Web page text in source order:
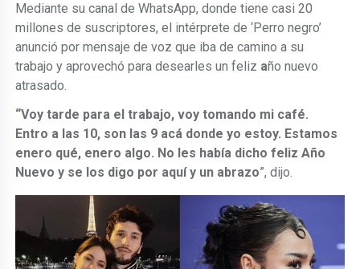
Mediante su canal de WhatsApp, donde tiene casi 20
millones de suscriptores, el intérprete de ‘Perro negro’
anunció por mensaje de voz que iba de camino a su
trabajo y aprovechó para desearles un feliz año nuevo
atrasado.
“Voy tarde para el trabajo, voy tomando mi café.
Entro a las 10, son las 9 acá donde yo estoy. Estamos
enero qué, enero algo. No les había dicho feliz Año
Nuevo y se los digo por aquí y un abrazo”, dijo.